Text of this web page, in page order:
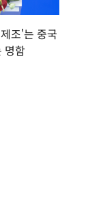
조'는 중국
명함